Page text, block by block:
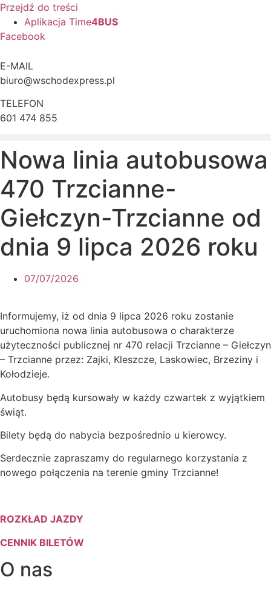
Przejdź do treści
Aplikacja Time4BUS
Facebook
E-MAIL
biuro@wschodexpress.pl
TELEFON
601 474 855
Nowa linia autobusowa
470 Trzcianne-
Giełczyn-Trzcianne od
dnia 9 lipca 2026 roku
07/07/2026
Informujemy, iż od dnia 9 lipca 2026 roku zostanie
uruchomiona nowa linia autobusowa o charakterze
użyteczności publicznej nr 470 relacji Trzcianne – Giełczyn
– Trzcianne przez: Zajki, Kleszcze, Laskowiec, Brzeziny i
Kołodzieje.
Autobusy będą kursowały w każdy czwartek z wyjątkiem
świąt.
Bilety będą do nabycia bezpośrednio u kierowcy.
Serdecznie zapraszamy do regularnego korzystania z
nowego połączenia na terenie gminy Trzcianne!
ROZKŁAD JAZDY
CENNIK BILETÓW
O nas